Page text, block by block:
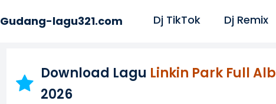
Gudang-lagu321.com Dj TikTok Dj Remix
Download Lagu Linkin Park Full
2026